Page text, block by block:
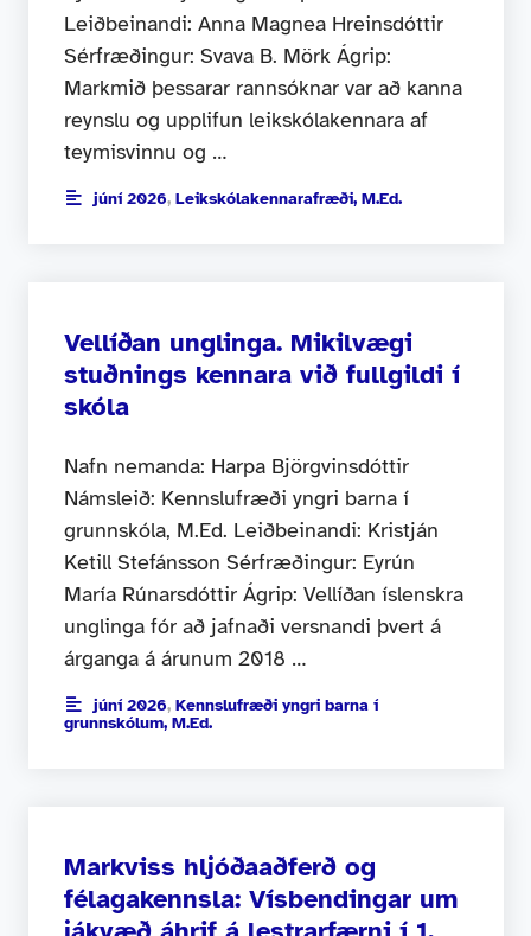
Leiðbeinandi: Anna Magnea Hreinsdóttir
Sérfræðingur: Svava B. Mörk Ágrip:
Markmið þessarar rannsóknar var að kanna
reynslu og upplifun leikskólakennara af
teymisvinnu og …
júní 2026, Leikskólakennarafræði, M.Ed.
Vellíðan unglinga. Mikilvægi
stuðnings kennara við fullgildi í
skóla
Nafn nemanda: Harpa Björgvinsdóttir
Námsleið: Kennslufræði yngri barna í
grunnskóla, M.Ed. Leiðbeinandi: Kristján
Ketill Stefánsson Sérfræðingur: Eyrún
María Rúnarsdóttir Ágrip: Vellíðan íslenskra
unglinga fór að jafnaði versnandi þvert á
árganga á árunum 2018 …
júní 2026, Kennslufræði yngri barna í
grunnskólum, M.Ed.
Markviss hljóðaaðferð og
félagakennsla: Vísbendingar um